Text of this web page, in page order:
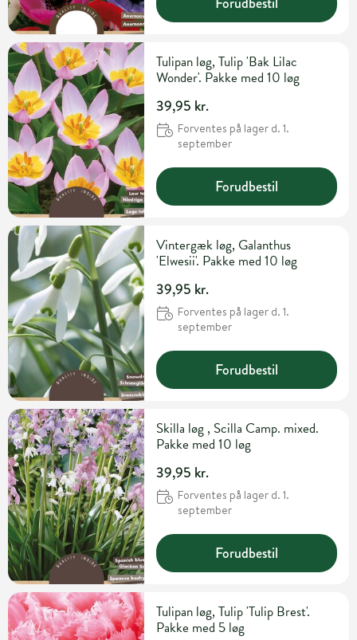
Tulipan løg, Tulip 'Bak Lilac
Wonder'. Pakke med 10 løg
39,95 kr.
Forventes på lager d. 1.
september
Forudbestil
Vintergæk løg, Galanthus
'Elwesii'. Pakke med 10 løg
39,95 kr.
Forventes på lager d. 1.
september
Forudbestil
Skilla løg , Scilla Camp. mixed.
Pakke med 10 løg
39,95 kr.
Forventes på lager d. 1.
september
Forudbestil
Tulipan løg, Tulip 'Tulip Brest'.
Pakke med 5 løg